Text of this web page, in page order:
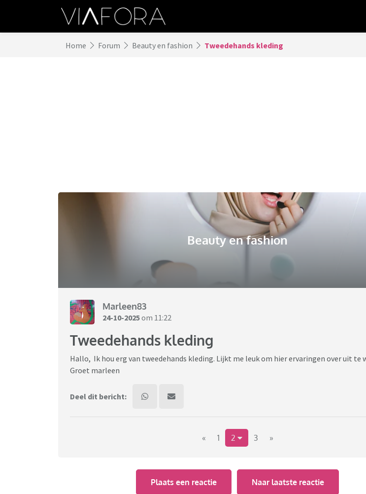
Home Forum Beauty en fashion Tweedehands kleding
Beauty en fashion
Marleen83
24-10-2025om 11:22
Tweedehands kleding
Hallo, Ik hou erg van tweedehands kleding. Lijkt me leuk om hier ervaringen over uit te
Groet marleen
Deel dit bericht:
« 1 2 3 »
Plaats een reactie Naar laatste reactie